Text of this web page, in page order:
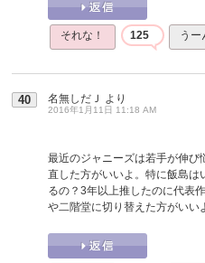
それな！ 125 う
40 名無しだＪ より
2016年1月11日 11:18 AM
最近のジャニーズは若手が伸び
直した方がいいよ。特に飯島は
るの？3年以上推したのに代表
や二階堂に切り替えた方がいい